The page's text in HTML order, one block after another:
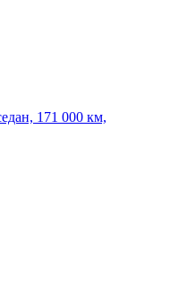
171 000 км,